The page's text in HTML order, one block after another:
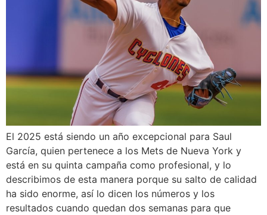
El 2025 está siendo un año excepcional para Saul
García, quien pertenece a los Mets de Nueva York y
está en su quinta campaña como profesional, y lo
describimos de esta manera porque su salto de calidad
ha sido enorme, así lo dicen los números y los
resultados cuando quedan dos semanas para que